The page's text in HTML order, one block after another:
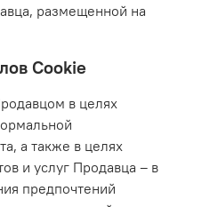
размещенной на
Cookie
в целях
а также в целях
и услуг Продавца – в
предпочтений